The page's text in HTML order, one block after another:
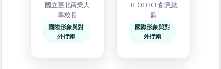
國立臺北商業大
學校長
國際形象與對
外行銷
IF OFFICE創意總
監
國際形象與對
外行銷